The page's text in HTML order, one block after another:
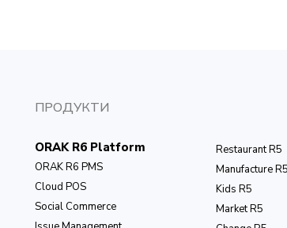
ПРОДУКТИ
ORAK R6 Platform
ORAK R6 PMS
Cloud POS
Social Commerce
Restaurant R5
Manufacture R5
Kids R5
Market R5